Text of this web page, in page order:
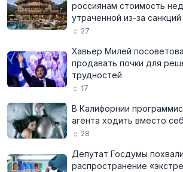
россиянам стоимость
утраченной из-за санкций
27
Хавьер Милей
продавать почки для
трудностей
17
В Калифорнии
агента ходить вместо
28
Депутат Госдумы
распространение